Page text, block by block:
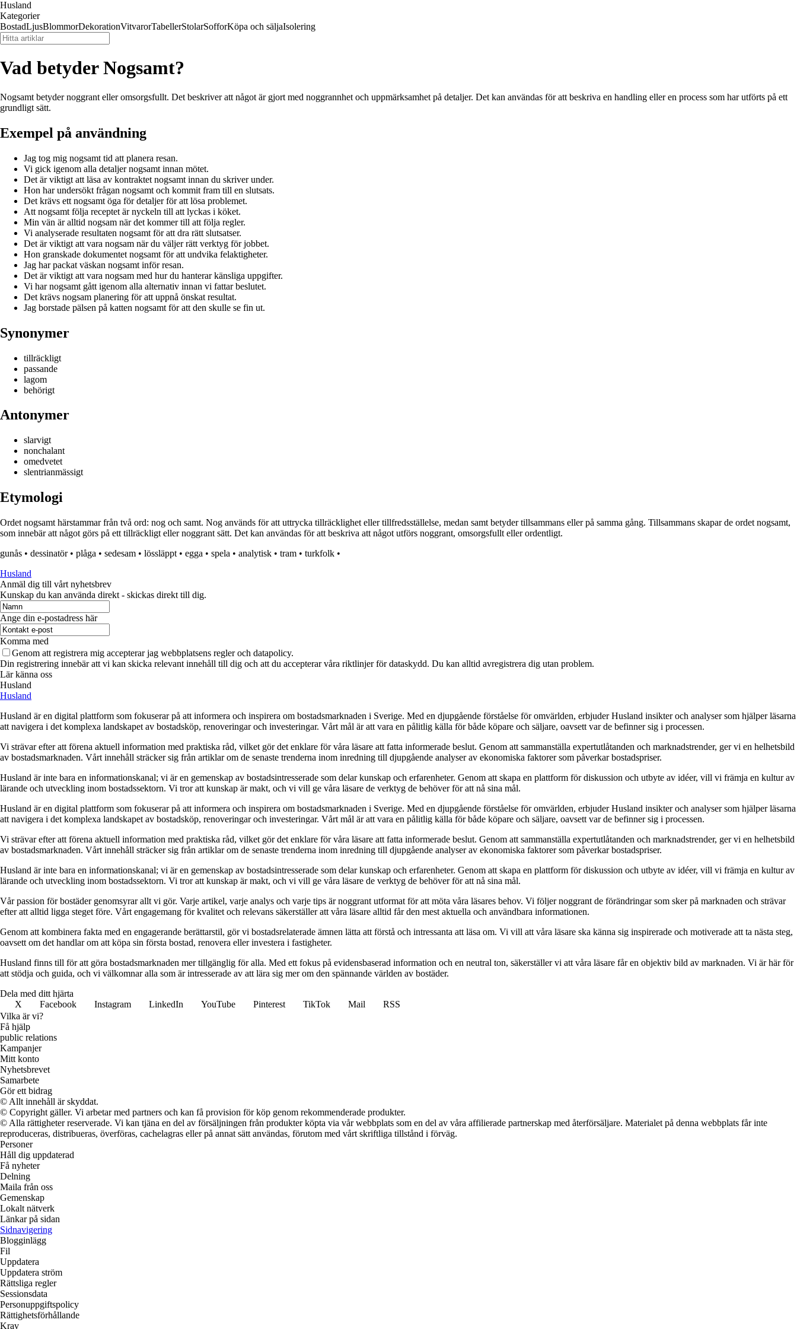
Husland
Kategorier
BostadLjusBlommorDekorationVitvarorTabellerStolarSofforKöpa och säljaIsolering
Vad betyder Nogsamt?
Nogsamt betyder noggrant eller omsorgsfullt. Det beskriver att något är gjort med noggrannhet och uppmärksamhet på detaljer. Det kan användas för att beskriva en handling eller en process som har utförts på ett
grundligt sätt.
Exempel på användning
Jag tog mig nogsamt tid att planera resan.
Vi gick igenom alla detaljer nogsamt innan mötet.
Det är viktigt att läsa av kontraktet nogsamt innan du skriver under.
Hon har undersökt frågan nogsamt och kommit fram till en slutsats.
Det krävs ett nogsamt öga för detaljer för att lösa problemet.
Att nogsamt följa receptet är nyckeln till att lyckas i köket.
Min vän är alltid nogsam när det kommer till att följa regler.
Vi analyserade resultaten nogsamt för att dra rätt slutsatser.
Det är viktigt att vara nogsam när du väljer rätt verktyg för jobbet.
Hon granskade dokumentet nogsamt för att undvika felaktigheter.
Jag har packat väskan nogsamt inför resan.
Det är viktigt att vara nogsam med hur du hanterar känsliga uppgifter.
Vi har nogsamt gått igenom alla alternativ innan vi fattar beslutet.
Det krävs nogsam planering för att uppnå önskat resultat.
Jag borstade pälsen på katten nogsamt för att den skulle se fin ut.
Synonymer
tillräckligt
passande
lagom
behörigt
Antonymer
slarvigt
nonchalant
omedvetet
slentrianmässigt
Etymologi
Ordet nogsamt härstammar från två ord: nog och samt. Nog används för att uttrycka tillräcklighet eller tillfredsställelse, medan samt betyder tillsammans eller på samma gång. Tillsammans skapar de ordet nogsamt,
som innebär att något görs på ett tillräckligt eller noggrant sätt. Det kan användas för att beskriva att något utförs noggrant, omsorgsfullt eller ordentligt.
gunås • dessinatör• plåga • sedesam • lössläppt • egga • spela • analytisk • tram • turkfolk •
Husland
Anmäl dig till vårt nyhetsbrev
Kunskap du kan använda direkt - skickas direkt till dig.
Ange din e-postadress här
Komma med
Genom att registrera mig accepterar jag webbplatsens regler och datapolicy.
Din registrering innebär att vi kan skicka relevant innehåll till dig och att du accepterar våra riktlinjer för dataskydd. Du kan alltid avregistrera dig utan problem.
Lär känna oss
Husland
Husland
Husland är en digital plattform som fokuserar på att informera och inspirera om bostadsmarknaden i Sverige. Med en djupgående förståelse för omvärlden, erbjuder Husland insikter och analyser som hjälper läsarna
att navigera i det komplexa landskapet av bostadsköp, renoveringar och investeringar. Vårt mål är att vara en pålitlig källa för både köpare och säljare, oavsett var de befinner sig i processen.
Vi strävar efter att förena aktuell information med praktiska råd, vilket gör det enklare för våra läsare att fatta informerade beslut. Genom att sammanställa expertutlåtanden och marknadstrender, ger vi en helhetsbild
av bostadsmarknaden. Vårt innehåll sträcker sig från artiklar om de senaste trenderna inom inredning till djupgående analyser av ekonomiska faktorer som påverkar bostadspriser.
Husland är inte bara en informationskanal; vi är en gemenskap av bostadsintresserade som delar kunskap och erfarenheter. Genom att skapa en plattform för diskussion och utbyte av idéer, vill vi främja en kultur av
lärande och utveckling inom bostadssektorn. Vi tror att kunskap är makt, och vi vill ge våra läsare de verktyg de behöver för att nå sina mål.
Husland är en digital plattform som fokuserar på att informera och inspirera om bostadsmarknaden i Sverige. Med en djupgående förståelse för omvärlden, erbjuder Husland insikter och analyser som hjälper läsarna
att navigera i det komplexa landskapet av bostadsköp, renoveringar och investeringar. Vårt mål är att vara en pålitlig källa för både köpare och säljare, oavsett var de befinner sig i processen.
Vi strävar efter att förena aktuell information med praktiska råd, vilket gör det enklare för våra läsare att fatta informerade beslut. Genom att sammanställa expertutlåtanden och marknadstrender, ger vi en helhetsbild
av bostadsmarknaden. Vårt innehåll sträcker sig från artiklar om de senaste trenderna inom inredning till djupgående analyser av ekonomiska faktorer som påverkar bostadspriser.
Husland är inte bara en informationskanal; vi är en gemenskap av bostadsintresserade som delar kunskap och erfarenheter. Genom att skapa en plattform för diskussion och utbyte av idéer, vill vi främja en kultur av
lärande och utveckling inom bostadssektorn. Vi tror att kunskap är makt, och vi vill ge våra läsare de verktyg de behöver för att nå sina mål.
Vår passion för bostäder genomsyrar allt vi gör. Varje artikel, varje analys och varje tips är noggrant utformat för att möta våra läsares behov. Vi följer noggrant de förändringar som sker på marknaden och strävar
efter att alltid ligga steget före. Vårt engagemang för kvalitet och relevans säkerställer att våra läsare alltid får den mest aktuella och användbara informationen.
Genom att kombinera fakta med en engagerande berättarstil, gör vi bostadsrelaterade ämnen lätta att förstå och intressanta att läsa om. Vi vill att våra läsare ska känna sig inspirerade och motiverade att ta nästa steg,
oavsett om det handlar om att köpa sin första bostad, renovera eller investera i fastigheter.
Husland finns till för att göra bostadsmarknaden mer tillgänglig för alla. Med ett fokus på evidensbaserad information och en neutral ton, säkerställer vi att våra läsare får en objektiv bild av marknaden. Vi är här för
att stödja och guida, och vi välkomnar alla som är intresserade av att lära sig mer om den spännande världen av bostäder.
Dela med ditt hjärta
X
Facebook Instagram LinkedIn YouTube Pinterest TikTok Mail
RSS
Vilka är vi?
Få hjälp
public relations
Kampanjer
Mitt konto
Nyhetsbrevet
Samarbete
Gör ett bidrag
© Allt innehåll är skyddat.
© Copyright gäller. Vi arbetar med partners och kan få provision för köp genom rekommenderade produkter.
© Alla rättigheter reserverade. Vi kan tjäna en del av försäljningen från produkter köpta via vår webbplats som en del av våra affilierade partnerskap med återförsäljare. Materialet på denna webbplats får inte
reproduceras, distribueras, överföras, cachelagras eller på annat sätt användas, förutom med vårt skriftliga tillstånd i förväg.
Personer
Håll dig uppdaterad
Få nyheter
Delning
Maila från oss
Gemenskap
Lokalt nätverk
Länkar på sidan
Sidnavigering
Blogginlägg
Fil
Uppdatera
Uppdatera ström
Rättsliga regler
Sessionsdata
Personuppgiftspolicy
Rättighetsförhållande
Krav